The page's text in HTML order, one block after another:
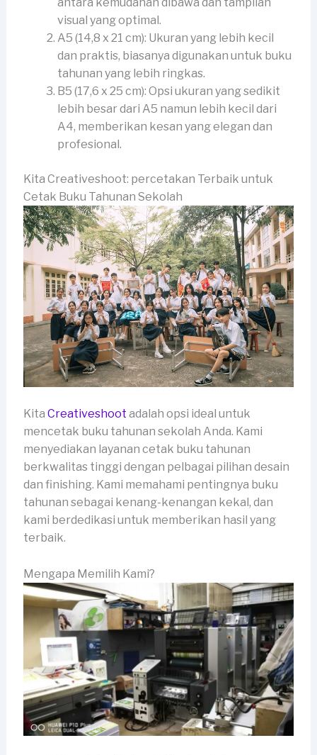
antara kemudahan dibawa dan tampilan
visual yang optimal.
A5 (14,8 x 21 cm): Ukuran yang lebih kecil
dan praktis, biasanya digunakan untuk buku
tahunan yang lebih ringkas.
B5 (17,6 x 25 cm): Opsi ukuran yang sedikit
lebih besar dari A5 namun lebih kecil dari
A4, memberikan kesan yang elegan dan
profesional.
Kita Creativeshoot: percetakan Terbaik untuk
Cetak Buku Tahunan Sekolah
Kita Creativeshoot adalah opsi ideal untuk
mencetak buku tahunan sekolah Anda. Kami
menyediakan layanan cetak buku tahunan
berkwalitas tinggi dengan pelbagai pilihan desain
dan finishing. Kami memahami pentingnya buku
tahunan sebagai kenang-kenangan kekal, dan
kami berdedikasi untuk memberikan hasil yang
terbaik.
Mengapa Memilih Kami?